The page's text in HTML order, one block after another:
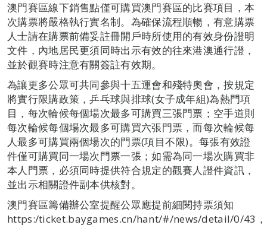
澳門賽區線下銷售點僅可購買澳門賽區的比賽項目，本
次購票將嚴格執行實名制。為確保流程順暢，有意購票
人士請在購票前備妥註冊開戶時所使用的有效身份證明
文件，內地居民更須同時出示有效的往來港澳通行證，
並於觀賽時注意有關簽註有效期。
為讓更多公眾可共同參與十五運會和殘特奧會，按規定
將實行限購政策，乒乓球與排球(女子成年組)為熱門項
目，每次輪候每個場次最多可購買三張門票；空手道則
每次輪候每個場次最多可購買六張門票，而每次輪候每
人最多可購買兩個場次的門票(項目不限)。每張有效證
件僅可購買同一場次門票一張；如需為同一場次購買非
本人門票，必須同時提供符合規定的觀賽人證件資訊，
並出示相關證件副本供核對。
澳門賽區籌備辦公室提醒公眾應提前細閱持票須知
https:/ticket.baygames.cn/hant/#/news/detail/0/43，